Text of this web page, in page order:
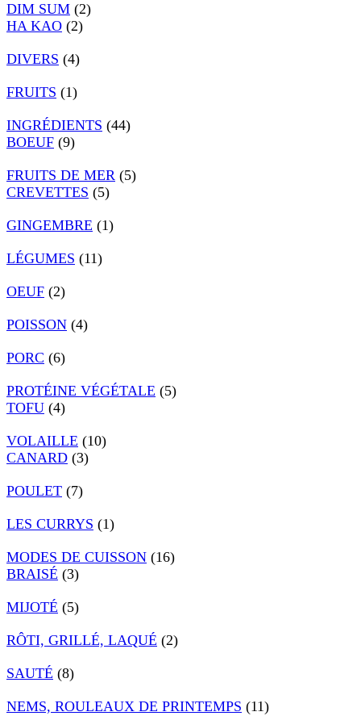
DIM SUM (2)
HA KAO (2)
DIVERS (4)
FRUITS (1)
INGRÉDIENTS (44)
BOEUF (9)
FRUITS DE MER (5)
CREVETTES (5)
GINGEMBRE (1)
LÉGUMES (11)
OEUF (2)
POISSON (4)
PORC (6)
PROTÉINE VÉGÉTALE (5)
TOFU (4)
VOLAILLE (10)
CANARD (3)
POULET (7)
LES CURRYS (1)
MODES DE CUISSON (16)
BRAISÉ (3)
MIJOTÉ (5)
RÔTI, GRILLÉ, LAQUÉ (2)
SAUTÉ (8)
NEMS, ROULEAUX DE PRINTEMPS (11)